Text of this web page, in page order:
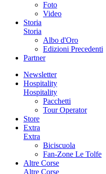
Foto
Video
Storia
Storia
Albo d'Oro
Edizioni Precedenti
Partner
Newsletter
Hospitality
Hospitality
Pacchetti
Tour Operator
Store
Extra
Extra
Biciscuola
Fan-Zone Le Tolfe
Altre Corse
Altre Corse